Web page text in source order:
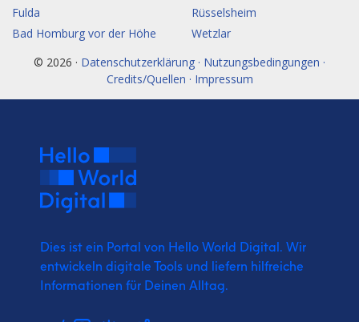
Fulda
Rüsselsheim
Bad Homburg vor der Höhe
Wetzlar
© 2026 · Datenschutzerklärung · Nutzungsbedingungen ·
Credits/Quellen · Impressum
Dies ist ein Portal von Hello World Digital. Wir
entwickeln digitale Tools und liefern hilfreiche
Informationen für Deinen Alltag.